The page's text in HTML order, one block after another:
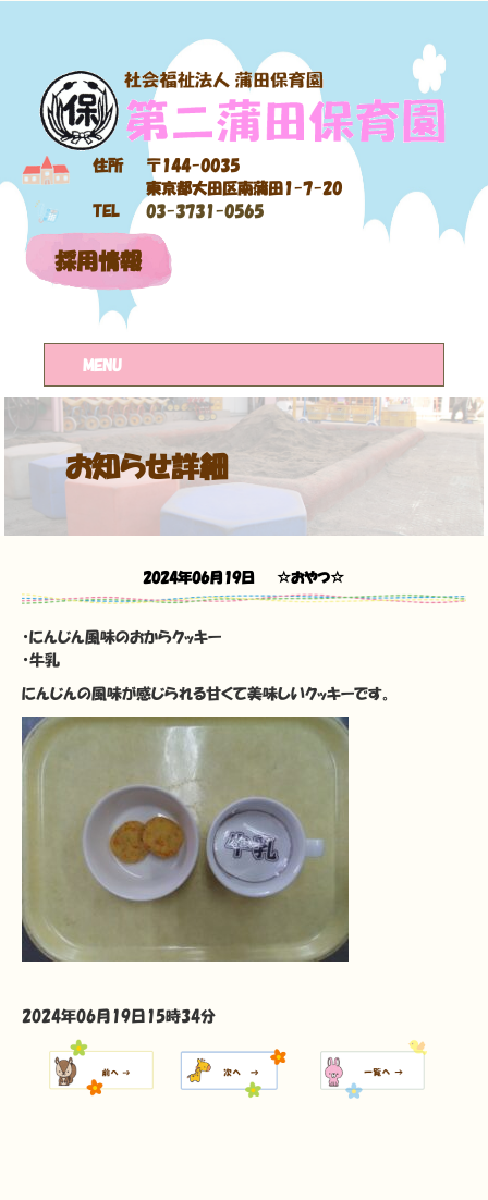
住所
〒144-0035
東京都大田区南蒲田1-7-20
TEL
03-3731-0565
採用情報
MENU
お知らせ詳細
2024年06月19日 ☆おやつ☆
・にんじん風味のおからクッキー
・牛乳
にんじんの風味が感じられる甘くて美味しいクッキーです。
2024年06月19日15時34分